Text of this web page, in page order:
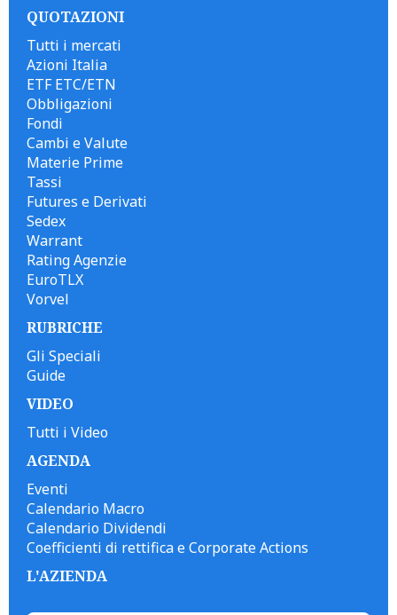
QUOTAZIONI
Tutti i mercati
Azioni Italia
ETF ETC/ETN
Obbligazioni
Fondi
Cambi e Valute
Materie Prime
Tassi
Futures e Derivati
Sedex
Warrant
Rating Agenzie
EuroTLX
Vorvel
RUBRICHE
Gli Speciali
Guide
VIDEO
Tutti i Video
AGENDA
Eventi
Calendario Macro
Calendario Dividendi
Coefficienti di rettifica e Corporate Actions
L'AZIENDA